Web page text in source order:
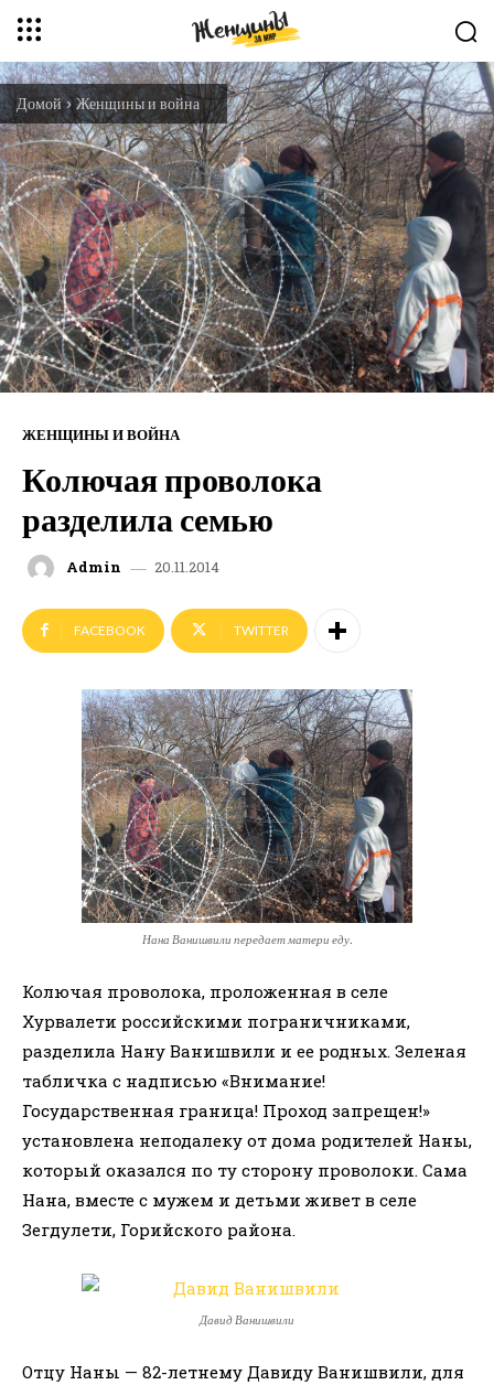
Домой Женщины и война
ЖЕНЩИНЫ И ВОЙНА
Колючая проволока
разделила семью
Admin 20.11.2014
FACEBOOK TWITTER
Нана Ванишвили передает матери еду.
Колючая проволока, проложенная в селе
Хурвалети российскими пограничниками,
разделила Нану Ванишвили и ее родных. Зеленая
табличка с надписью «Внимание!
Государственная граница! Проход запрещен!»
установлена неподалеку от дома родителей Наны,
который оказался по ту сторону проволоки. Сама
Нана, вместе с мужем и детьми живет в селе
Зегдулети, Горийского района.
Давид Ванишвили
Отцу Наны — 82-летнему Давиду Ванишвили, для